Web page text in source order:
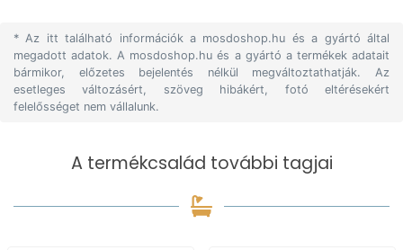
* Az itt található információk a mosdoshop.hu és a gyártó által
megadott adatok. A mosdoshop.hu és a gyártó a termékek adatait
bármikor, előzetes bejelentés nélkül megváltoztathatják. Az
esetleges változásért, szöveg hibákért, fotó eltérésekért
felelősséget nem vállalunk.
A termékcsalád további tagjai